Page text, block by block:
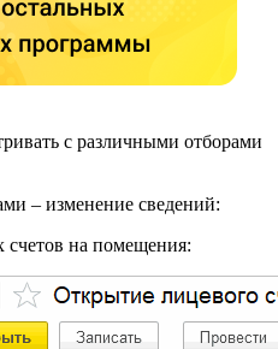
с различными отборами
– изменение сведений:
на помещения: